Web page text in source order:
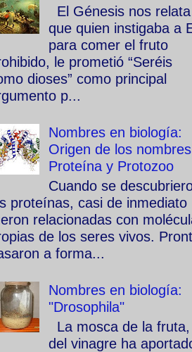
El Génesis nos relata
que quien instigaba a
para comer el fruto
le prometió “Seréis
dioses” como principal
p...
Nombres en biología:
Origen de los nombres
Proteína y Protozoo
Cuando se
proteínas, casi de inmediato
relacionadas con
de los seres vivos.
a forma...
Nombres en biología:
"Drosophila"
La mosca de la
del vinagre ha